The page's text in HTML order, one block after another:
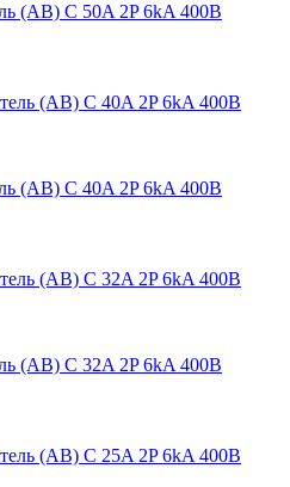
(АВ) C 50A 2P 6kA 400В
(АВ) C 40A 2P 6kA 400В
(АВ) C 32A 2P 6kA 400В